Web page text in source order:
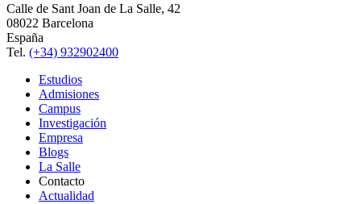
Calle de Sant Joan de La Salle, 42
08022 Barcelona
España
Tel. (+34) 932902400
Estudios
Admisiones
Campus
Investigación
Empresa
Blogs
La Salle
Contacto
Actualidad